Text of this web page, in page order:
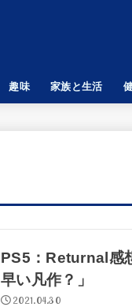
趣味 家族と生活
PS5：Returnal感
早い凡作？」
2021.04.30